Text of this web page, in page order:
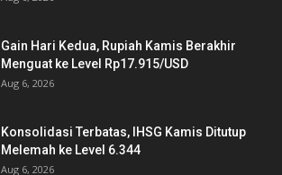
Gain Hari Kedua, Rupiah Kamis Berakhir
Menguat ke Level Rp17.915/USD
Aug 6, 2026
Konsolidasi Terbatas, IHSG Kamis Ditutup
Melemah ke Level 6.344
Aug 6, 2026